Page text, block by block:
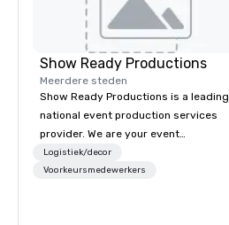
Show Ready Productions
Meerdere steden
Show Ready Productions is a leading
national event production services
provider. We are your event
production partner from start to
finish. Our team is dedicated to
Logistiek/decor
Voorkeursmedewerkers